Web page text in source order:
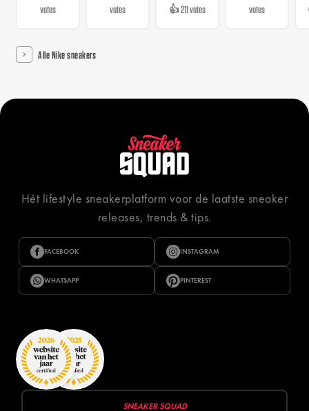
votes
votes
👍 211 votes
votes
Alle Nike sneakers
Hét lifestyle sneakerplatform voor de laatste sneaker
releases, trends & tips.
FACEBOOK INSTAGRAM
WHATSAPP PINTEREST
SNEAKER SQUAD